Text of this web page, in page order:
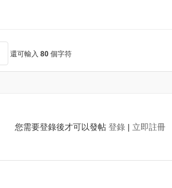
還可輸入 80 個字符
您需要登錄後才可以發帖 登錄 | 立即註冊